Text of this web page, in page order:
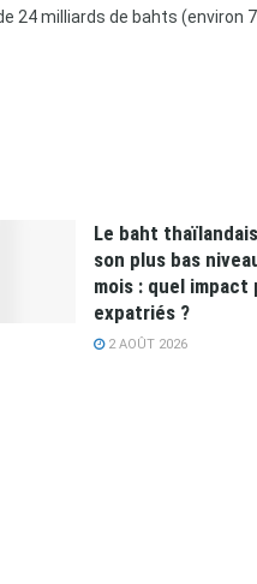
24 milliards de bahts (environ
Le baht
son plus bas
mois : quel impact
expatriés ?
2 AOÛT 2026